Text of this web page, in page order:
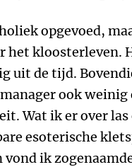
opgevoed,
het kloosterleven.
uit de tijd.
ook
Wat ik er over las
esoterische
vond ik